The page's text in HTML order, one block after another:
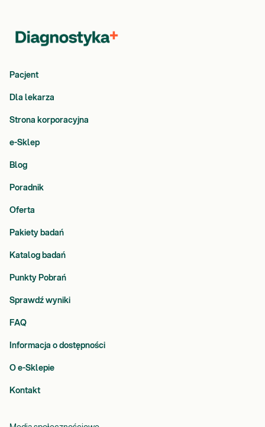
Pacjent
Dla lekarza
Strona korporacyjna
e-Sklep
Blog
Poradnik
Oferta
Pakiety badań
Katalog badań
Punkty Pobrań
Sprawdź wyniki
FAQ
Informacja o dostępności
O e-Sklepie
Kontakt